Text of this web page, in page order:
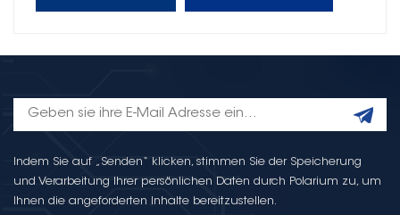
Indem Sie auf „Senden“ klicken, stimmen Sie der Speicherung
und Verarbeitung Ihrer persönlichen Daten durch Polarium zu, um
Ihnen die angeforderten Inhalte bereitzustellen.